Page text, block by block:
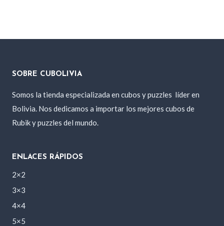
SOBRE CUBOLIVIA
Somos la tienda especializada en cubos y puzzles líder en
Bolivia. Nos dedicamos a importar los mejores cubos de
Rubik y puzzles del mundo.
ENLACES RÁPIDOS
2×2
3×3
4×4
5×5